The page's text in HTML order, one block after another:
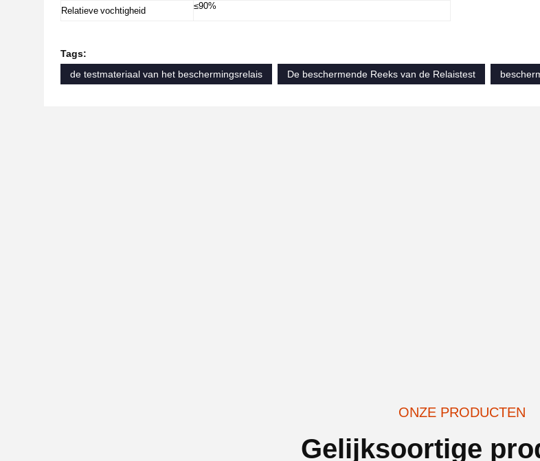
Relatieve vochtigheid ≤90%
Tags:
de testmateriaal van het beschermingsrelais
De beschermende Reeks van de Relaistest
ONZE PRODUCTEN
Gelijksoortige